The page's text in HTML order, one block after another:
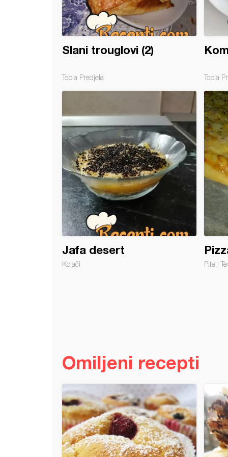
Slani trouglovi (2)
Topla Predjela Topla
Jafa desert
Kolači Pite i
Omiljeni recepti
sa kokosom i čokoladnim filom